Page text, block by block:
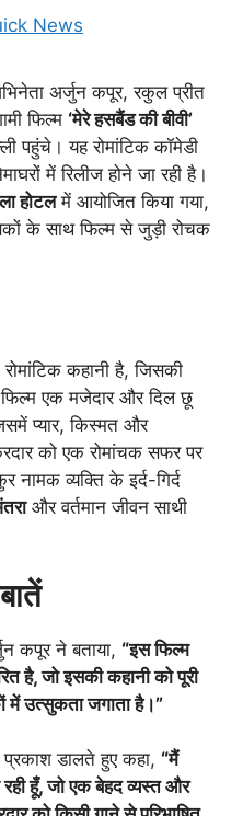
News
अर्जुन कपूर, रकुल प्रीत
फिल्म ‘मेरे हसबैंड की बीवी’
पहुंचे। यह रोमांटिक कॉमेडी
में रिलीज होने जा रही है।
होटलमें आयोजित किया गया,
के साथ फिल्म से जुड़ी रोचक
कहानी है, जिसकी
फिल्म एक मजेदार और दिल छू
प्यार, किस्मत और
को एक रोमांचक सफर पर
व्यक्ति के इर्द-गिर्द
और वर्तमान जीवन साथी
कपूर ने बताया, “इस फिल्म
है, जो इसकी कहानी को पूरी
में उत्सुकता जगाता है।”
डालते हुए कहा, “मैं
रही हूँ, जो एक बेहद व्यस्त और